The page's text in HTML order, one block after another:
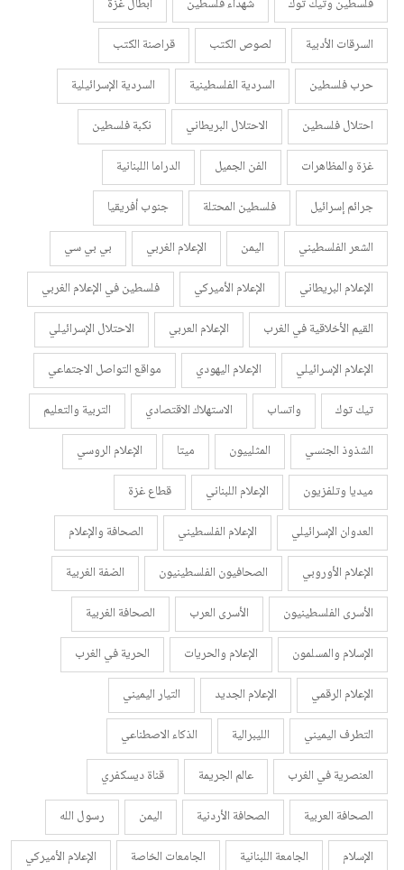
فلسطين وتيك توك شهداء فلسطين
أبطال غزة
السرقات الأدبية
لصوص الكتب
قراصنة الكتب
حرب فلسطين
السردية الفلسطينية
السردية الإسرائيلية
احتلال فلسطين
الاحتلال البريطاني
نكبة فلسطين
غزة والمظاهرات
الفن الجميل
الدراما اللبنانية
جرائم إسرائيل
فلسطين المحتلة
جنوب أفريقيا
الشعر الفلسطيني
اليمن الإعلام الغربي
بي بي سي
الإعلام البريطاني
الإعلام الأميركي
فلسطين في الإعلام الغربي
القيم الأخلاقية في الغرب
الإعلام العربي
الاحتلال الإسرائيلي
الإعلام الإسرائيلي
الإعلام اليهودي
مواقع التواصل الاجتماعي
تيك توك
واتساب الاستهلاك الاقتصادي
التربية والتعليم
الشذوذ الجنسي
المثلييون ميتا
الإعلام الروسي
ميديا وتلفزيون
الإعلام اللبناني
قطاع غزة
العدوان الإسرائيلي
الإعلام الفلسطيني
الصحافة والإعلام
الإعلام الأوروبي
الصحافيون الفلسطينيون
الضفة الغربية
الأسرى الفلسطينيون
الأسرى العرب
الصحافة الغربية
الإسلام والمسلمون
الإعلام والحريات
الحرية في الغرب
الإعلام الرقمي
الإعلام الجديد
التيار اليميني
التطرف اليميني
الليبرالية
الذكاء الاصطناعي
العنصرية في الغرب
عالم الجريمة
قناة ديسكفري
الصحافة العربية
الصحافة الأردنية اليمن
رسول الله
الإسلام
الجامعة اللبنانية الجامعات الخاصة
الإعلام الأميركي